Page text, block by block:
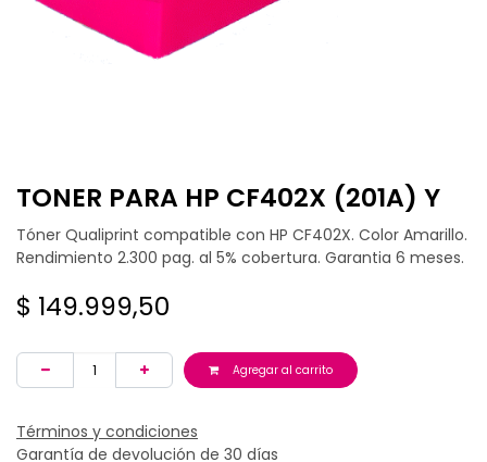
TONER PARA HP CF402X (201A) Y
Tóner Qualiprint compatible con HP CF402X. Color Amarillo.
Rendimiento 2.300 pag. al 5% cobertura. Garantia 6 meses.
$ 149.999,50
Agregar al carrito
Términos y condiciones
Garantía de devolución de 30 días